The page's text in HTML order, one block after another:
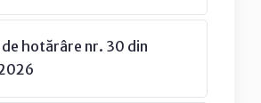
hotărâre nr. 30 din